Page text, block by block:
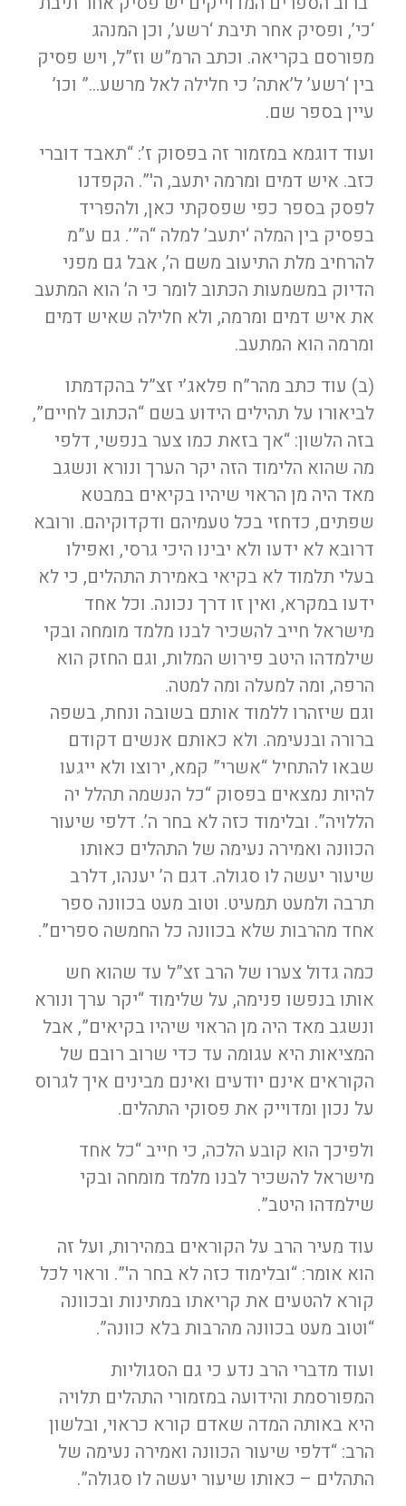
‘כי’, ופסיק אחר תיבת ‘רשע’, וכן המנהג
מפורסם בקריאה. וכתב הרמ”ש וז”ל, ויש פסיק
בין ‘רשע’ ל’אתה’ כי חלילה לאל מרשע…” וכו’
עיין בספר שם.
ועוד דוגמא במזמור זה בפסוק ז’: “תאבד דוברי
כזב. איש דמים ומרמה יתעב, ה'”. הקפדנו
לפסק בספר כפי שפסקתי כאן, ולהפריד
בפסיק בין המלה ‘יתעב’ למלה “ה”’. גם ע”מ
להרחיב מלת התיעוב משם ה’, אבל גם מפני
הדיוק במשמעות הכתוב לומר כי ה’ הוא המתעב
את איש דמים ומרמה, ולא חלילה שאיש דמים
ומרמה הוא המתעב.
(ב) עוד כתב מהר”ח פלאג’י זצ”ל בהקדמתו
לביאורו על תהילים הידוע בשם “הכתוב לחיים”,
בזה הלשון: “אך בזאת כמו צער בנפשי, דלפי
מה שהוא הלימוד הזה יקר הערך ונורא ונשגב
מאד היה מן הראוי שיהיו בקיאים במבטא
שפתים, כדחזי בכל טעמיהם ודקדוקיהם. ורובא
דרובא לא ידעו ולא יבינו היכי גרסי, ואפילו
בעלי תלמוד לא בקיאי באמירת התהלים, כי לא
ידעו במקרא, ואין זו דרך נכונה. וכל אחד
מישראל חייב להשכיר לבנו מלמד מומחה ובקי
שילמדהו היטב פירוש המלות, וגם החזק הוא
הרפה, ומה למעלה ומה למטה.
וגם שיזהרו ללמוד אותם בשובה ונחת, בשפה
ברורה ובנעימה. ולא כאותם אנשים דקודם
שבאו להתחיל “אשרי” קמא, ירוצו ולא ייגעו
להיות נמצאים בפסוק “כל הנשמה תהלל יה
הללויה”. ובלימוד כזה לא בחר ה’. דלפי שיעור
הכוונה ואמירה נעימה של התהלים כאותו
שיעור יעשה לו סגולה. דגם ה’ יענהו, דלרב
תרבה ולמעט תמעיט. וטוב מעט בכוונה ספר
אחד מהרבות שלא בכוונה כל החמשה ספרים”.
כמה גדול צערו של הרב זצ”ל עד שהוא חש
אותו בנפשו פנימה, על שלימוד “יקר ערך ונורא
ונשגב מאד היה מן הראוי שיהיו בקיאים”, אבל
המציאות היא עגומה עד כדי שרוב רובם של
הקוראים אינם יודעים ואינם מבינים איך לגרוס
על נכון ומדוייק את פסוקי התהלים.
ולפיכך הוא קובע הלכה, כי חייב “כל אחד
מישראל להשכיר לבנו מלמד מומחה ובקי
שילמדהו היטב”.
עוד מעיר הרב על הקוראים במהירות, ועל זה
הוא אומר: “ובלימוד כזה לא בחר ה'”. וראוי לכל
קורא להטעים את קריאתו במתינות ובכוונה
“וטוב מעט בכוונה מהרבות בלא כוונה”.
ועוד מדברי הרב נדע כי גם הסגוליות
המפורסמת והידועה במזמורי התהלים תלויה
היא באותה המדה שאדם קורא כראוי, ובלשון
הרב: “דלפי שיעור הכוונה ואמירה נעימה של
התהלים – כאותו שיעור יעשה לו סגולה”.